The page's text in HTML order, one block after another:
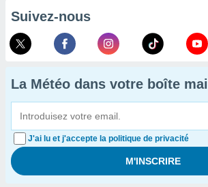
Suivez-nous
La Météo dans votre boîte mail
J'ai lu et j'accepte la politique de privacité